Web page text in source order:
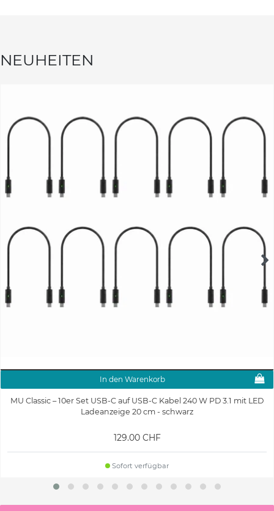
NEUHEITEN
In den Warenkorb
MU Classic – 10er Set USB-C auf USB-C Kabel 240 W PD 3.1 mit LED
Ladeanzeige 20 cm - schwarz
129.00 CHF
Sofort verfügbar